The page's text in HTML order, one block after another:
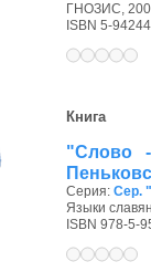
ГНОЗИС,
ISBN 5-
Книга
"Слово
Серия: Сер.
Языки
ISBN 978-5-